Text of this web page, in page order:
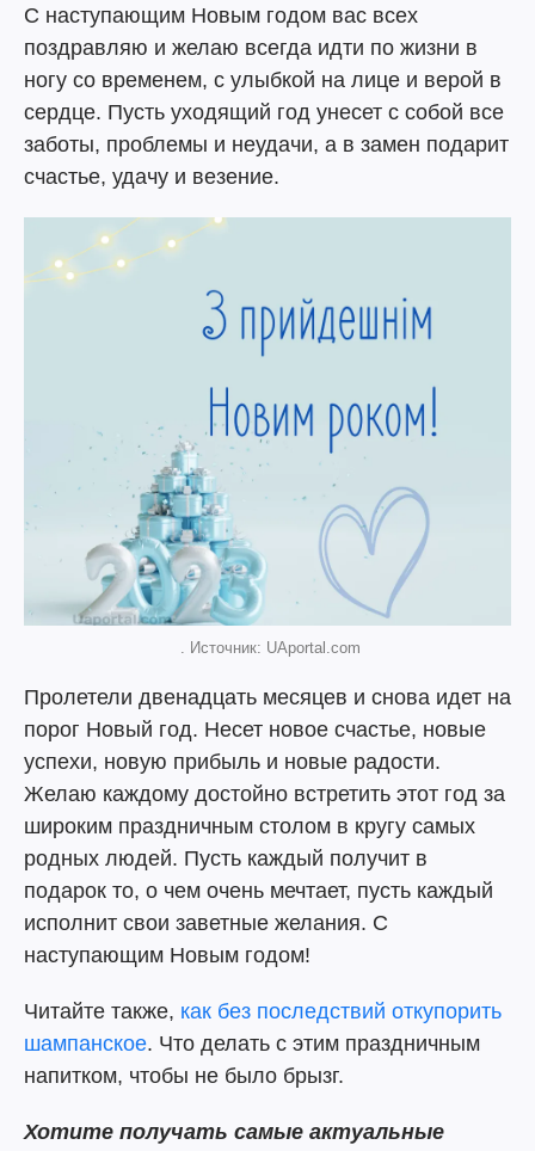
С наступающим Новым годом вас всех
поздравляю и желаю всегда идти по жизни в
ногу со временем, с улыбкой на лице и верой в
сердце. Пусть уходящий год унесет с собой все
заботы, проблемы и неудачи, а в замен подарит
счастье, удачу и везение.
. Источник: UAportal.com
Пролетели двенадцать месяцев и снова идет на
порог Новый год. Несет новое счастье, новые
успехи, новую прибыль и новые радости.
Желаю каждому достойно встретить этот год за
широким праздничным столом в кругу самых
родных людей. Пусть каждый получит в
подарок то, о чем очень мечтает, пусть каждый
исполнит свои заветные желания. С
наступающим Новым годом!
Читайте также, как без последствий откупорить
шампанское. Что делать с этим праздничным
напитком, чтобы не было брызг.
Хотите получать самые актуальные